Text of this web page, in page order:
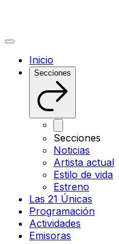
Inicio
Secciones
Secciones
Noticias
Artista actual
Estilo de vida
Estreno
Las 21 Únicas
Programación
Actividades
Emisoras